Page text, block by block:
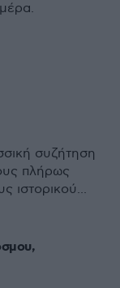
συζήτηση
πλήρως
ιστορικού...